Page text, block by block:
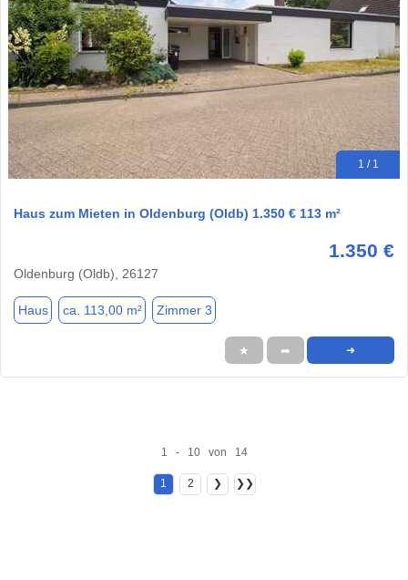
1 / 1
Haus zum Mieten in Oldenburg (Oldb) 1.350 € 113 m²
1.350 €
Oldenburg (Oldb), 26127
Haus ca. 113,00 m² Zimmer 3
★ ➦ ➜
1 - 10 von 14
1 2 ❯ ❯❯